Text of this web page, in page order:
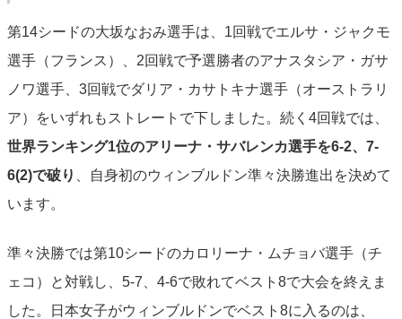
第14シードの大坂なおみ選手は、1回戦でエルサ・ジャクモ
選手（フランス）、2回戦で予選勝者のアナスタシア・ガサ
ノワ選手、3回戦でダリア・カサトキナ選手（オーストラリ
ア）をいずれもストレートで下しました。続く4回戦では、
世界ランキング1位のアリーナ・サバレンカ選手を6-2、7-
6(2)で破り
、自身初のウィンブルドン準々決勝進出を決めて
います。
準々決勝では第10シードのカロリーナ・ムチョバ選手（チ
ェコ）と対戦し、5-7、4-6で敗れてベスト8で大会を終えま
した。日本女子がウィンブルドンでベスト8に入るのは、